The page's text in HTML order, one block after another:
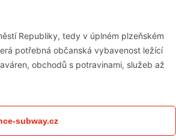
Republiky, tedy v úplném plzeňském
potřebná občanská vybavenost ležící
obchodů s potravinami, služeb až
subway.cz